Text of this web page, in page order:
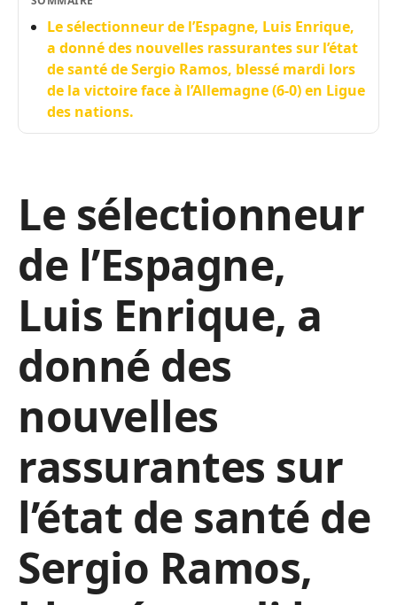
Le sélectionneur de l’Espagne, Luis Enrique,
a donné des nouvelles rassurantes sur l’état
de santé de Sergio Ramos, blessé mardi lors
de la victoire face à l’Allemagne (6-0) en Ligue
des nations.
Le sélectionneur
de l’Espagne,
Luis Enrique, a
donné des
nouvelles
rassurantes sur
l’état de santé de
Sergio Ramos,